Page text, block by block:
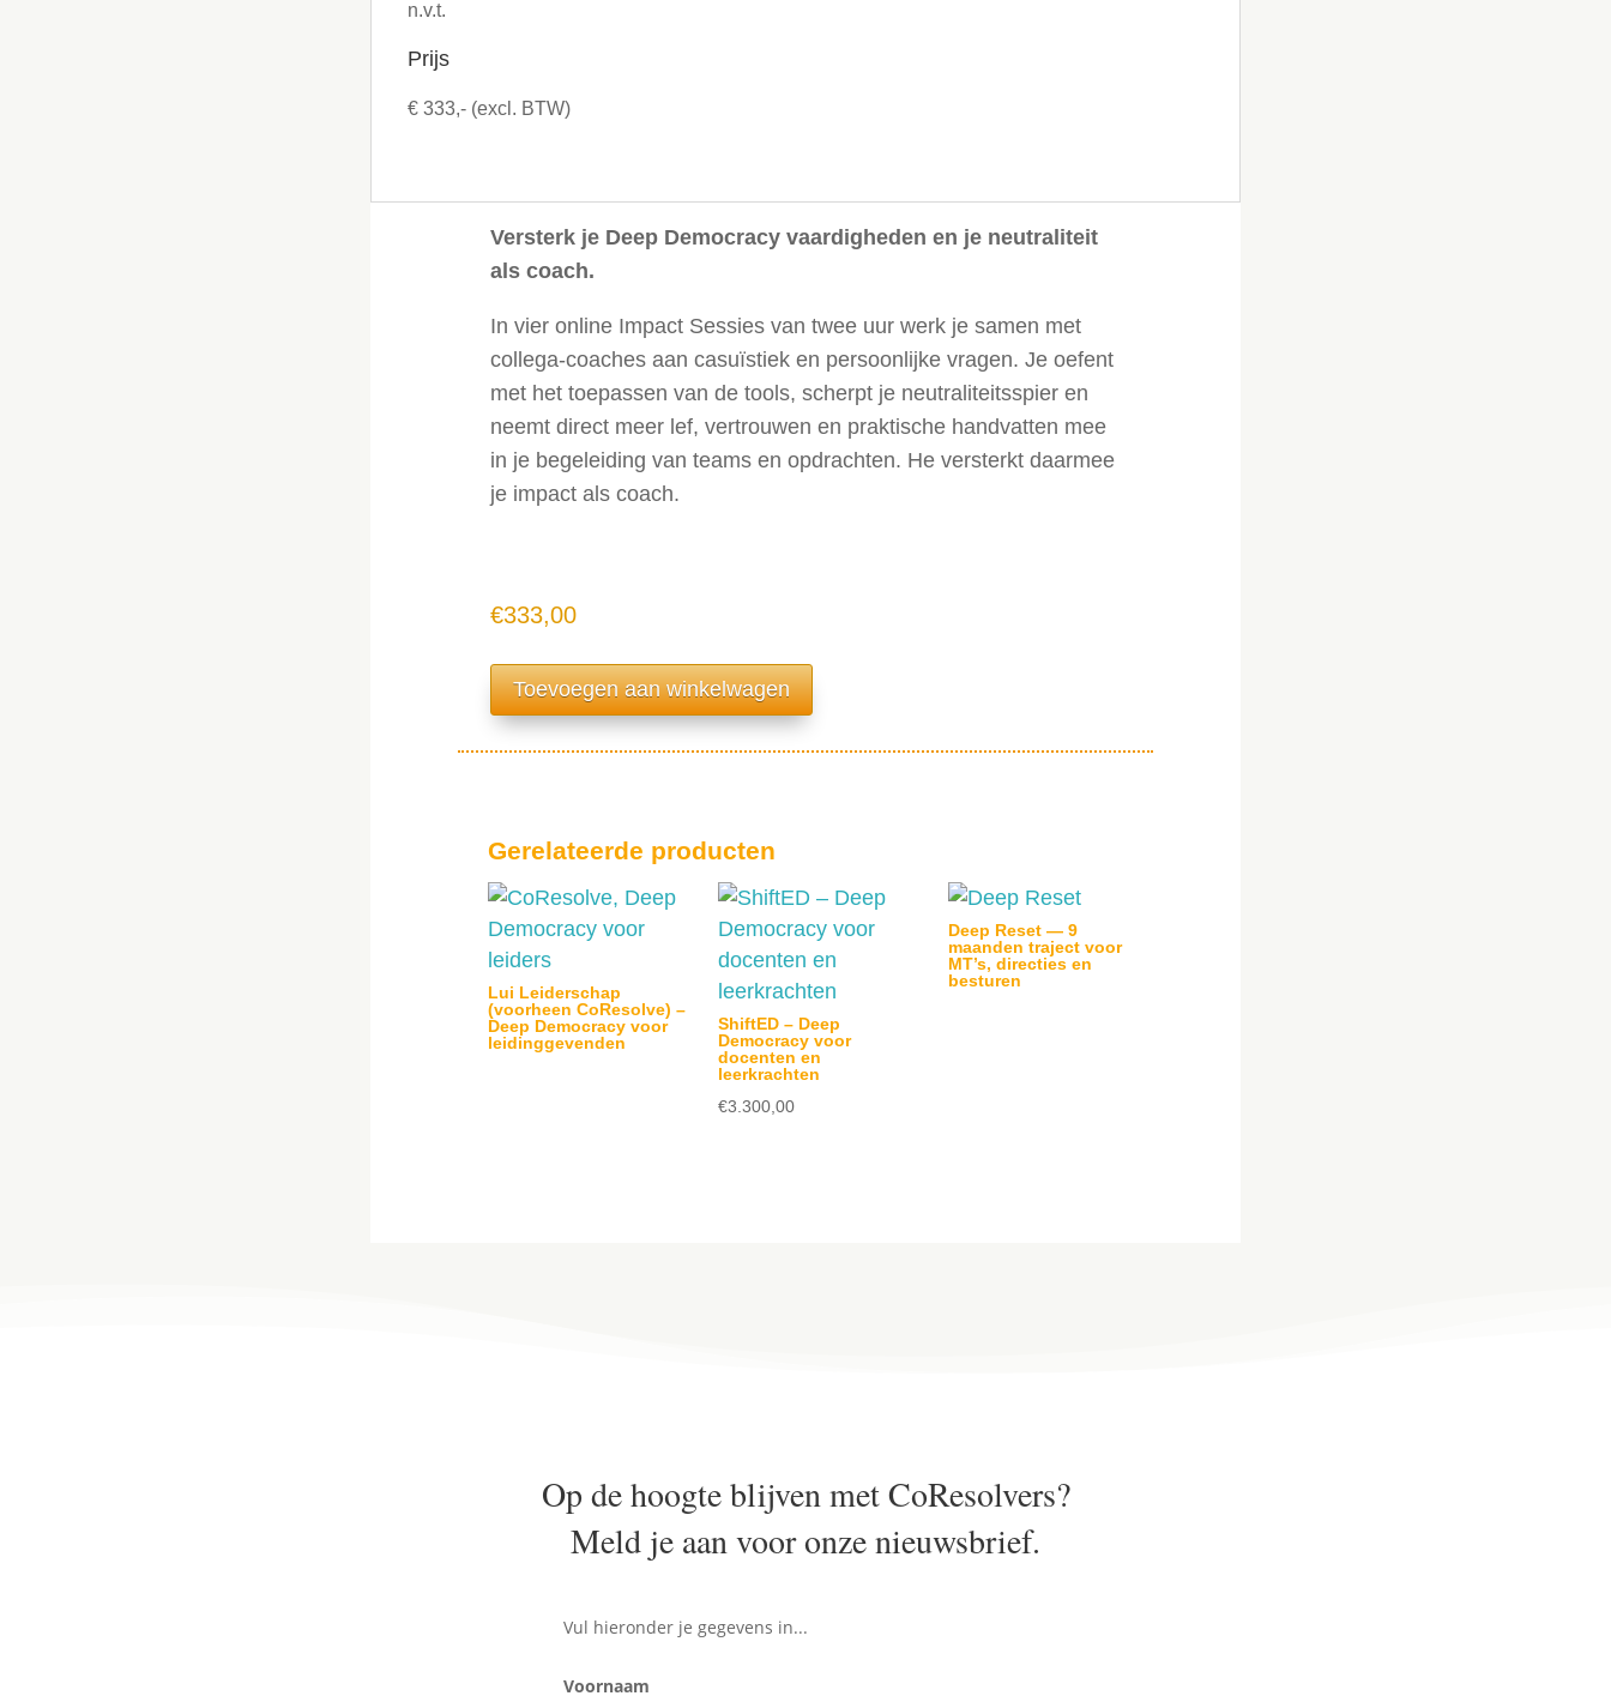
n.v.t.
Prijs
€ 333,- (excl. BTW)
Versterk je Deep Democracy vaardigheden en je neutraliteit
als coach.
In vier online Impact Sessies van twee uur werk je samen met
collega-coaches aan casuïstiek en persoonlijke vragen. Je oefent
met het toepassen van de tools, scherpt je neutraliteitsspier en
neemt direct meer lef, vertrouwen en praktische handvatten mee
in je begeleiding van teams en opdrachten. He versterkt daarmee
je impact als coach.
€333,00
Toevoegen aan winkelwagen
Gerelateerde producten
Lui Leiderschap
(voorheen CoResolve) –
Deep Democracy voor
leidinggevenden
ShiftED – Deep
Democracy voor
docenten en
leerkrachten
€3.300,00
Deep Reset — 9
maanden traject voor
MT’s, directies en
besturen
Op de hoogte blijven met CoResolvers?
Meld je aan voor onze nieuwsbrief.
Vul hieronder je gegevens in...
Voornaam